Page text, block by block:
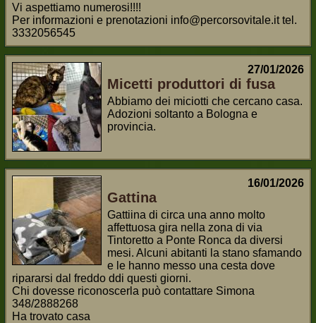
Vi aspettiamo numerosi!!!!
Per informazioni e prenotazioni info@percorsovitale.it tel.
3332056545
27/01/2026
Micetti produttori di fusa
Abbiamo dei miciotti che cercano casa.
Adozioni soltanto a Bologna e
provincia.
16/01/2026
Gattina
Gattiina di circa una anno molto
affettuosa gira nella zona di via
Tintoretto a Ponte Ronca da diversi
mesi. Alcuni abitanti la stano sfamando
e le hanno messo una cesta dove
ripararsi dal freddo ddi questi giorni.
Chi dovesse riconoscerla può contattare Simona
348/2888268
Ha trovato casa